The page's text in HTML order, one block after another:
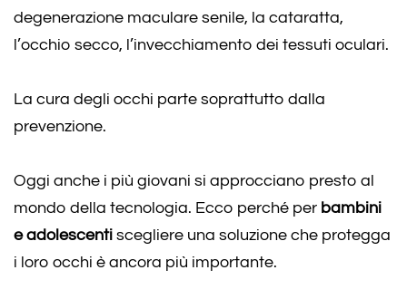
degenerazione maculare senile, la cataratta,
l’occhio secco, l’invecchiamento dei tessuti oculari.
La cura degli occhi parte soprattutto dalla
prevenzione.
Oggi anche i più giovani si approcciano presto al
mondo della tecnologia. Ecco perché per bambini
e adolescenti scegliere una soluzione che protegga
i loro occhi è ancora più importante.